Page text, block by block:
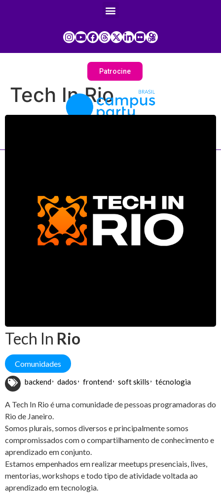
Patrocine
Tech In Rio
Tech In Rio
Comunidades
backend dados frontend soft skills técnologia
A Tech In Rio é uma comunidade de pessoas programadoras do
Rio de Janeiro.
Somos plurais, somos diversos e principalmente somos
compromissados com o compartilhamento de conhecimento e
aprendizado em conjunto.
Estamos empenhados em realizar meetups presenciais, lives,
mentorias, workshops e todo tipo de atividade voltada ao
aprendizado em tecnologia.